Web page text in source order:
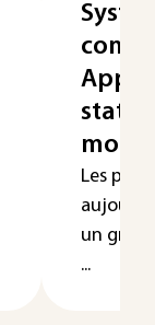
Les
un
...